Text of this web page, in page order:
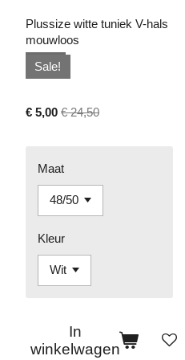
Plussize witte tuniek V-hals
mouwloos
Sale!
€ 5,00 € 24,50
Maat
Kleur
In
winkelwagen